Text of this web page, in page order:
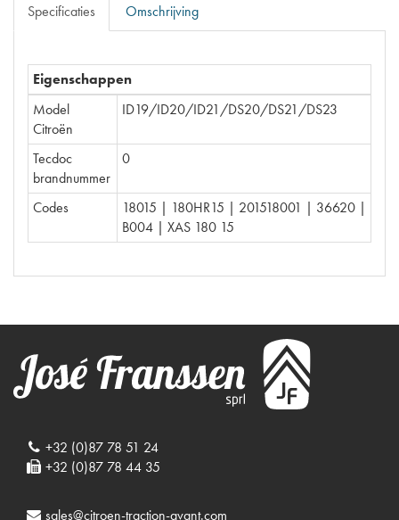
Specificaties Omschrijving
Eigenschappen
Model
Citroën
ID19/ID20/ID21/DS20/DS21/DS23
Tecdoc
brandnummer
0
Codes
18015 | 180HR15 | 201518001 | 36620 |
B004 | XAS 180 15
+32 (0)87 78 51 24
+32 (0)87 78 44 35
sales@citroen-traction-avant.com